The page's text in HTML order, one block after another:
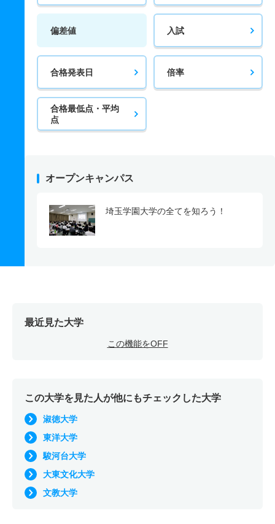
偏差値 入試
合格発表日 倍率
合格最低点・平均
点
オープンキャンパス
埼玉学園大学の全てを知ろう！
最近見た大学
この機能をOFF
この大学を見た人が他にもチェックした大学
淑徳大学
東洋大学
駿河台大学
大東文化大学
文教大学